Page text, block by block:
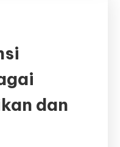
dan